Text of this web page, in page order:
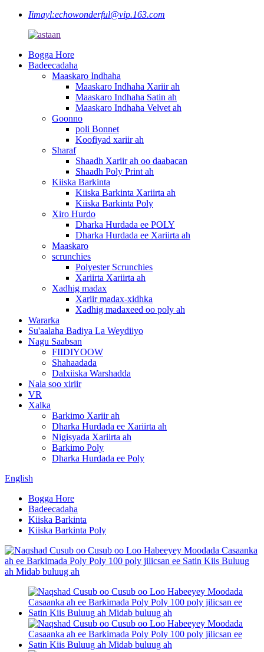
Iimayl:echowonderful@vip.163.com
Bogga Hore
Badeecadaha
Maaskaro Indhaha
Maaskaro Indhaha Xariir ah
Maaskaro Indhaha Satin ah
Maaskaro Indhaha Velvet ah
Goonno
poli Bonnet
Koofiyad xariir ah
Sharaf
Shaadh Xariir ah oo daabacan
Shaadh Poly Print ah
Kiiska Barkinta
Kiiska Barkinta Xariirta ah
Kiiska Barkinta Poly
Xiro Hurdo
Dharka Hurdada ee POLY
Dharka Hurdada ee Xariirta ah
Maaskaro
scrunchies
Polyester Scrunchies
Xariirta Xariirta ah
Xadhig madax
Xariir madax-xidhka
Xadhig madaxeed oo poly ah
Wararka
Su'aalaha Badiya La Weydiiyo
Nagu Saabsan
FIIDIYOOW
Shahaadada
Dalxiiska Warshadda
Nala soo xiriir
VR
Xalka
Barkimo Xariir ah
Dharka Hurdada ee Xariirta ah
Nigisyada Xariirta ah
Barkimo Poly
Dharka Hurdada ee Poly
English
Bogga Hore
Badeecadaha
Kiiska Barkinta
Kiiska Barkinta Poly